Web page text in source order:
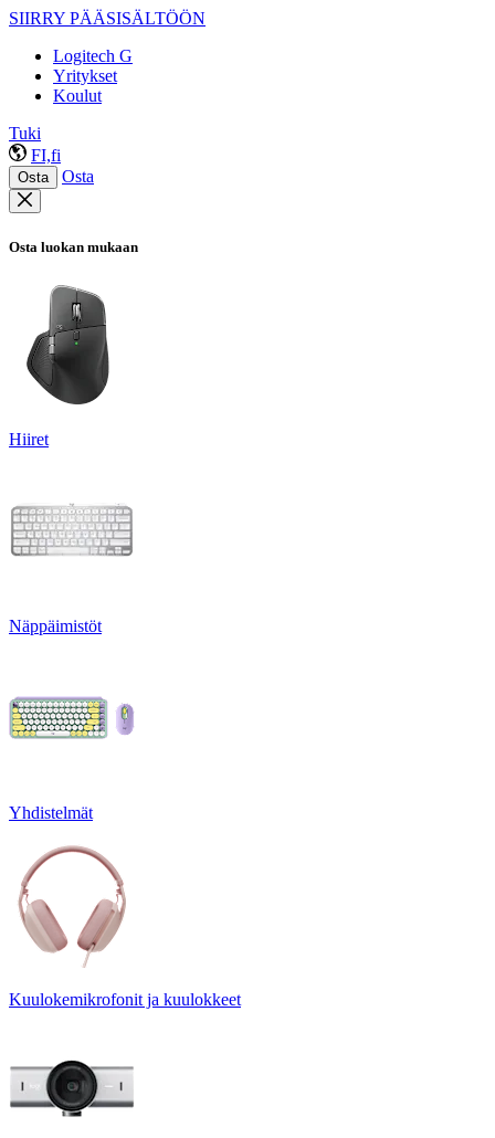
SIIRRY PÄÄSISÄLTÖÖN
Logitech G
Yritykset
Koulut
Tuki
FI,fi
Osta Osta
Osta luokan mukaan
Hiiret
Näppäimistöt
Yhdistelmät
Kuulokemikrofonit ja kuulokkeet